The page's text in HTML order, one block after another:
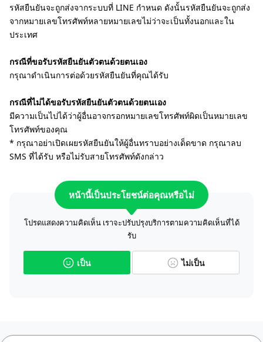
รหัสยืนยันจะถูกส่งจากระบบที่ LINE กำหนด ดังนั้นรหัสยืนยันจะถูกส่ง
จากหมายเลขโทรศัพท์หลายหมายเลขไม่ว่าจะเป็นทั้งนอกและใน
ประเทศ
กรณีที่ขอรับรหัสยืนยันตัวตนด้วยตนเอง
กรุณาดำเนินการต่อด้วยรหัสยืนยันที่คุณได้รับ
กรณีที่ไม่ได้ขอรับรหัสยืนยันตัวตนด้วยตนเอง
มีความเป็นไปได้ว่าผู้อื่นอาจกรอกหมายเลขโทรศัพท์ผิดเป็นหมายเลข
โทรศัพท์ของคุณ
* กรุณาอย่าเปิดเผยรหัสยืนยันให้ผู้อื่นทราบอย่างเด็ดขาด กรุณาลบ
SMS ที่ได้รับ หรือไม่รับสายโทรศัพท์ดังกล่าว
หน้านี้เป็นประโยชน์ต่อคุณหรือไม่
โปรดแสดงความคิดเห็น เราจะปรับปรุงบริการตามความคิดเห็นที่ได้
รับ
เป็น ไม่เป็น